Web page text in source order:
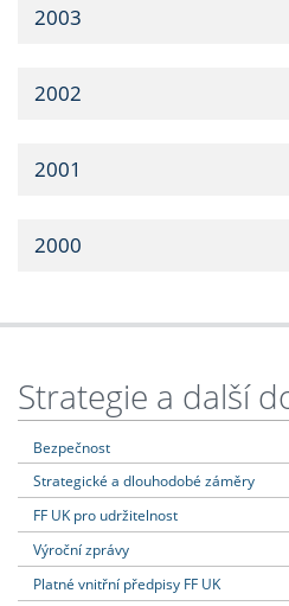
2003
2002
2001
2000
Strategie a další
Bezpečnost
Strategické a dlouhodobé záměry
FF UK pro udržitelnost
Výroční zprávy
Platné vnitřní předpisy FF UK